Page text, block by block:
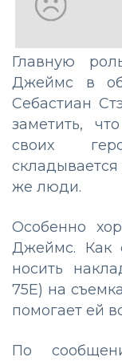
Главную
Джеймс в
Себастиан
заметить,
своих
же люди.
Особенно
Джеймс. Как
носить
75Е) на
помогает ей
По